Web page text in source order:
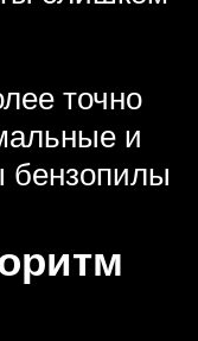
точно
и
бензопилы